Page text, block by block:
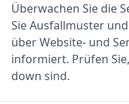
Überwachen Sie die
Sie Ausfallmuster
über Website- und
informiert. Prüfen
down sind.